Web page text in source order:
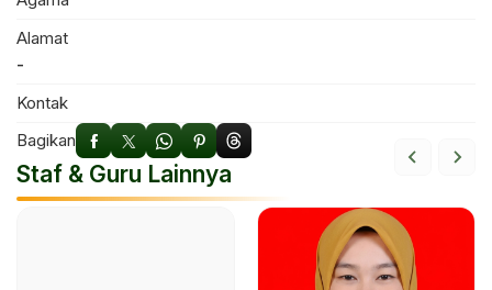
Alamat
-
Kontak
Bagikan
Staf & Guru Lainnya